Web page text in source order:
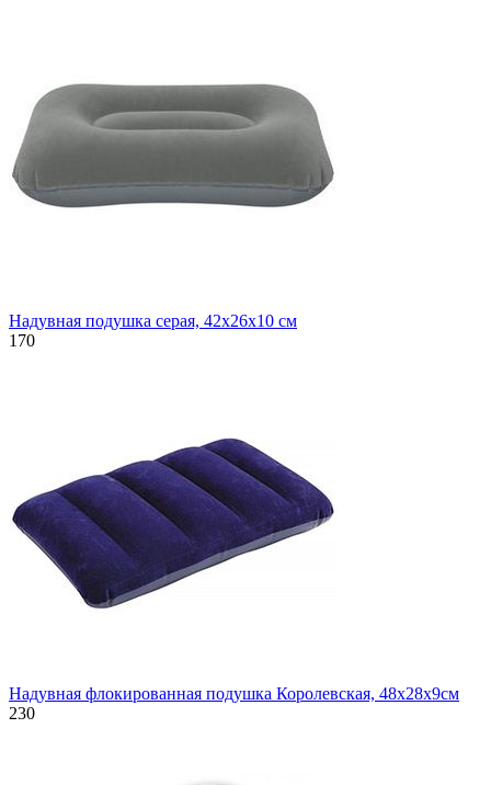
Надувная подушка серая, 42х26х10 см
170
Надувная флокированная подушка Королевская, 48х28х9см
230